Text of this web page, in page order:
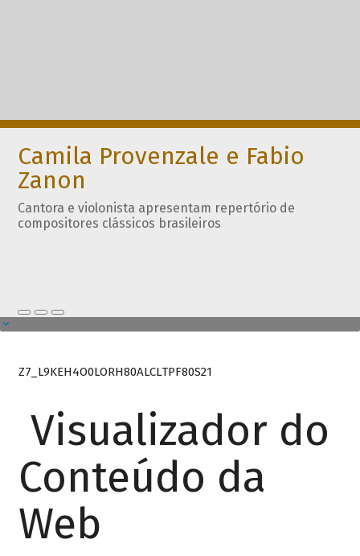
Camila Provenzale e Fabio
Zanon
Cantora e violonista apresentam repertório de
compositores clássicos brasileiros
Z7_L9KEH4O0LORH80ALCLTPF80S21
Visualizador do
Conteúdo da
Web